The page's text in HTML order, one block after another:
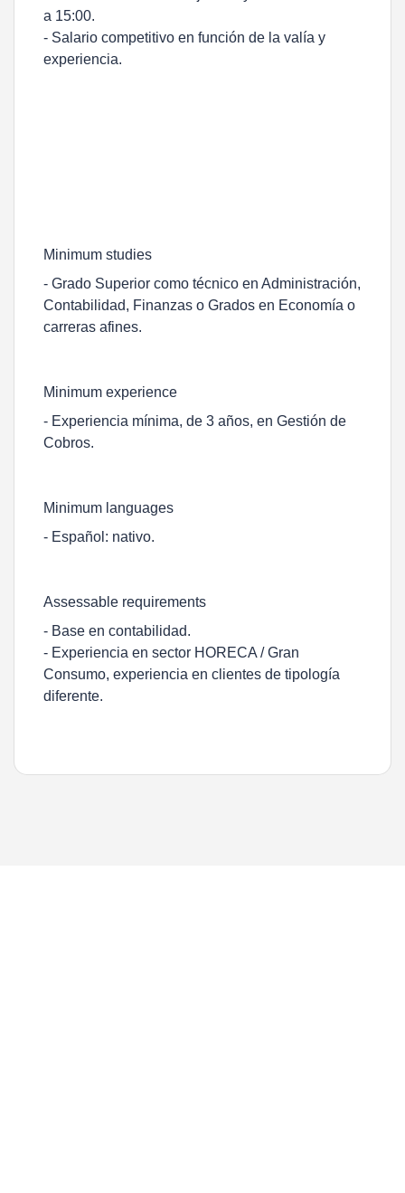
a 15:00.
- Salario competitivo en función de la valía y
experiencia.
Minimum studies
- Grado Superior como técnico en Administración,
Contabilidad, Finanzas o Grados en Economía o
carreras afines.
Minimum experience
- Experiencia mínima, de 3 años, en Gestión de
Cobros.
Minimum languages
- Español: nativo.
Assessable requirements
- Base en contabilidad.
- Experiencia en sector HORECA / Gran
Consumo, experiencia en clientes de tipología
diferente.